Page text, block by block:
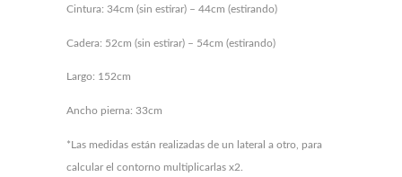
Cintura: 34cm (sin estirar) – 44cm (estirando)
Cadera: 52cm (sin estirar) – 54cm (estirando)
Largo: 152cm
Ancho pierna: 33cm
*Las medidas están realizadas de un lateral a otro, para
calcular el contorno multiplicarlas x2.